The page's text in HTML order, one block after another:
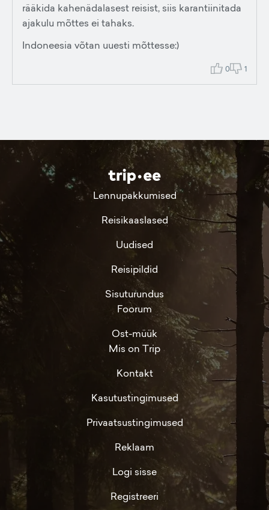
rääkida kahenädalasest reisist, siis karantiinitada
ajakulu mõttes ei tahaks.
Indoneesia võtan uuesti mõttesse:)
0 1
Lennupakkumised
Reisikaaslased
Uudised
Reisipildid
Sisuturundus
Foorum
Ost-müük
Mis on Trip
Kontakt
Kasutustingimused
Privaatsustingimused
Reklaam
Logi sisse
Registreeri